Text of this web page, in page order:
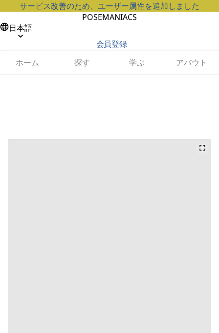
サービス改善のため、ユーザー属性を追加しました
POSEMANIACS
日本語
会員登録
ホーム
探す 学ぶ アバウト